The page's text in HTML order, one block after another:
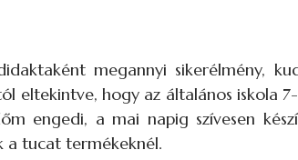
megannyi sikerélmény,
eltekintve, hogy az általános iskola
engedi, a mai napig szívesen
a tucat termékeknél.